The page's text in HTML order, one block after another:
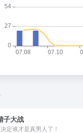
子大战
定谁才是真男人了！